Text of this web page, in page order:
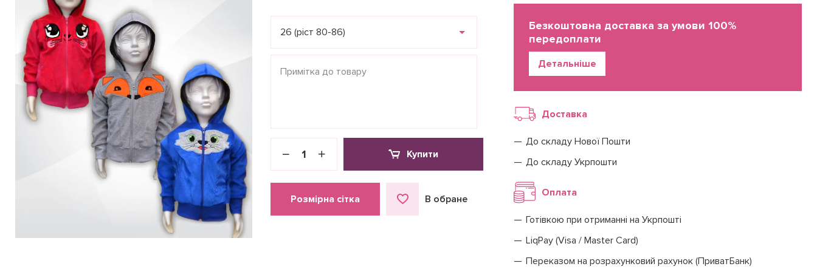
26 (ріст 80-86)
Купити
Розмірна сітка В обране
Детальніше
Безкоштовна доставка за умови 100%
передоплати
Доставка
До складу Нової Пошти
До складу Укрпошти
Оплата
Готівкою при отриманні на Укрпошті
LiqPay (Visa / Master Card)
Переказом на розрахунковий рахунок (ПриватБанк)